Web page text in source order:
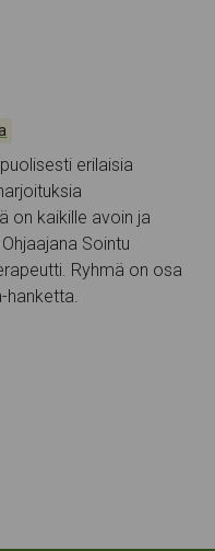
erilaisia
on kaikille avoin ja
Sointu
Ryhmä on osa
hanketta.